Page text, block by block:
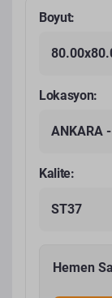
Boyut:
Lokasyon:
ANKARA
Kalite:
ST37
Hemen